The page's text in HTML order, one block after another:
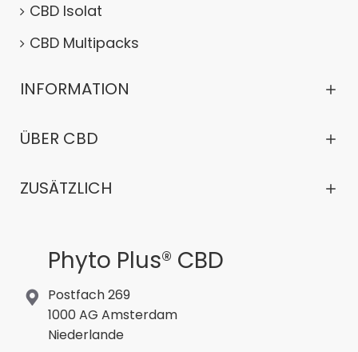
CBD Isolat
CBD Multipacks
INFORMATION
ÜBER CBD
ZUSÄTZLICH
Phyto Plus® CBD
Postfach 269
1000 AG Amsterdam
Niederlande